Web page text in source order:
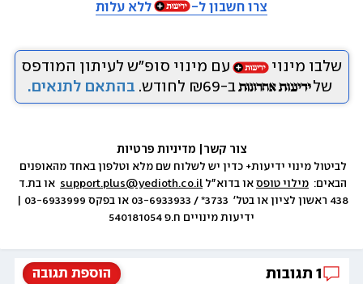
צרו חשבון ל-
ללא עלות
שלבו מינוי
עם מינוי סופ״ש לעיתון המודפס
של
ב-₪69 לחודש. בהתאם לתנאים.
צור קשר
הבאים: מילוי טופס או בדוא״ל support.plus@yedioth.co.il
ידיעות מינויים ח.פ 540181054
הוספת תגובה 1 תגובות